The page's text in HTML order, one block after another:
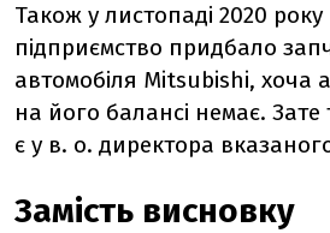
Також у листопаді 2020
підприємство придбало
автомобіля Mitsubishi, хоча
на його балансі немає. Зате
є у в. о. директора
Замість висновку